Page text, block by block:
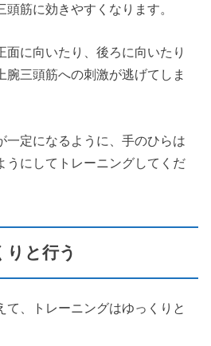
筋に効きやすくなります。
面に向いたり、後ろに向いたり
腕三頭筋への刺激が逃げてしま
一定になるように、手のひらは
うにしてトレーニングしてくだ
と行う
て、トレーニングはゆっくりと